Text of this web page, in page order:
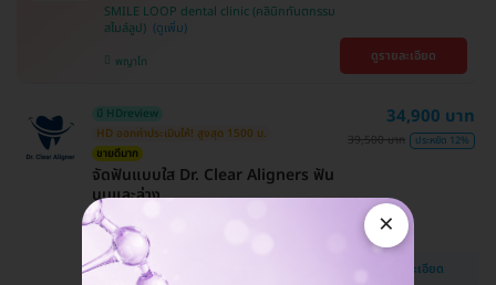
SMILE LOOP dental clinic (คลินิกทันตกรรม
สไมล์ลูป)
พญาไท ดูรายละเอียด
มี HDreview
HD ออกค่าประเมินให้! สูงสุด 1500 บ.
ขายดีมาก
จัดฟันแบบใส Dr. Clear Aligners ฟัน
บนและล่าง
Dr Clear Aligners
วัฒนา
BTS ทองหล่อ
34,900 บาท
39,500 บาท ประหยัด 12%
ดูรายละเอียด
×